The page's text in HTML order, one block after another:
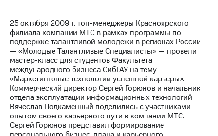
Медиа-центр
Пресс-
релизы
МТС
о технологиях
Достижения
Интервью
Финансовая
25 октября 2009 г. топ-менеджеры Красноярского
филиала компании МТС в рамках программы по
поддержке талантливой молодежи в регионах России
— «Молодые Талантливые Специалисты» — провели
мастер-класс для студентов Факультета
международного бизнеса СибГАУ на тему
«Маркетинговые технологии успешной карьеры».
Коммерческий директор Сергей Горюнов и начальник
отдела эксплуатации информационных технологий
Вячеслав Подкаменный поделились с участниками
опытом своего карьерного пути в компании МТС.
Сергей Горюнов представил формирование